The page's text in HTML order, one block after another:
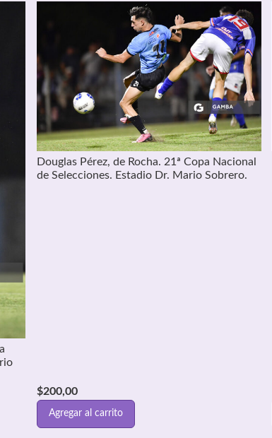
Douglas Pérez, de Rocha. 21ª Copa Nacional
de Selecciones. Estadio Dr. Mario Sobrero.
$200,00
Agregar al carrito